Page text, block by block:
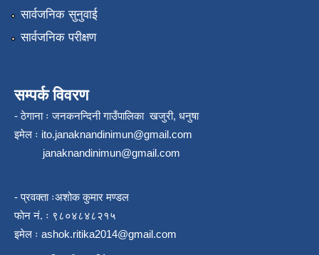
सार्वजनिक सुनुवाई
सार्वजनिक परीक्षण
सम्पर्क विवरण
- ठेगाना ः जनकनन्दिनी गाउँपालिका खजुरी, धनुषा
इमेल ः ito.janaknandinimun@gmail.com
janaknandinimun@gmail.com
- प्रवक्ता ःअशोक कुमार मण्डल
फाेन नं. ः ९८०४८४८२१५
इमेल ः ashok.ritika2014@gmail.com